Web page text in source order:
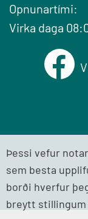
Opnunartími:
Virka daga
Þessi vefur
sem besta
borði hverfur
breytt stillingum